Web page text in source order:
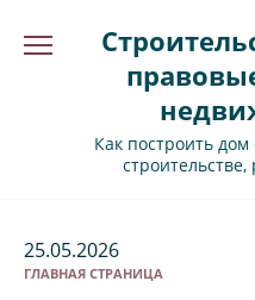
Как построить
25.05.2026
ГЛАВНАЯ СТРАНИЦА